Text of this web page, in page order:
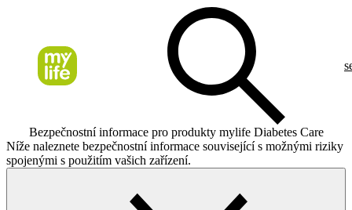
Bezpečnostní informace pro produkty mylife Diabetes Care
Níže naleznete bezpečnostní informace související s možnými riziky
spojenými s použitím vašich zařízení.